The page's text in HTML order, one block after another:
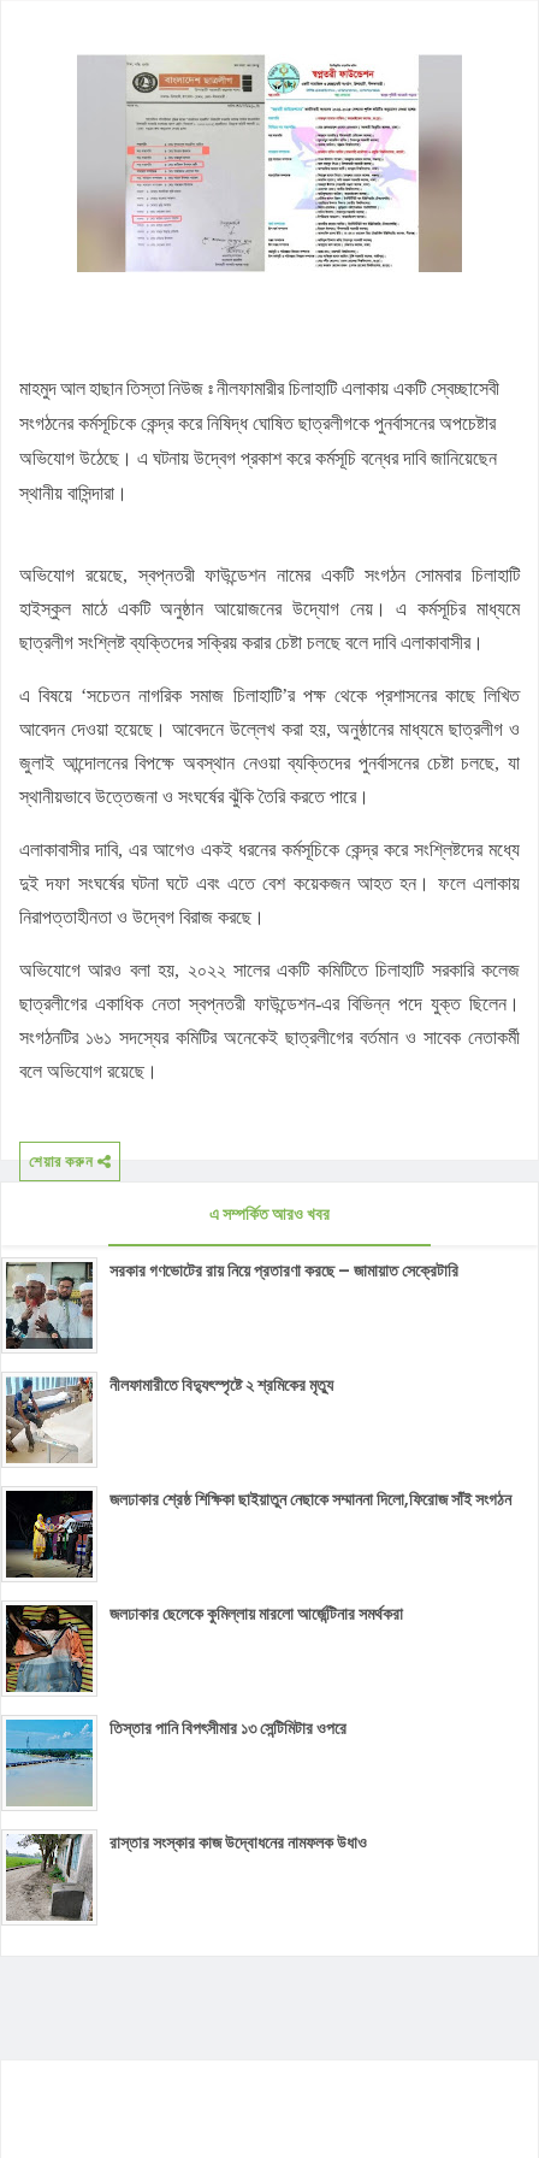
শাপলা চত্বর ‘গণহত্যা’ মামলায় লতিফ সিদ্দিকী গ্রেপ্তার
এমপিওভুক্ত শিক্ষকদের স্থানীয় নির্বাচনে প্রার্থীসহ ইসির কাছে জামায়াতের ৩
দাবি
পাটগ্রামে ফ্যামিলি কার্ডের তথ্য সংগ্রহকারী নিয়োগে অনিয়মের অভিযোগ,
ইউএনওকে অবরুদ্ধ
আগামী ১০ বছরের মধ্যে সরকার গঠন করতে চায় এনসিপি: নাহিদ ইসলাম
সাকিব আল হাসানের বাড়িতে আগুন, পেট্রলবোমা বিস্ফোরণ
মাহমুদ আল হাছান তিস্তা নিউজ ঃনীলফামারীর চিলাহাটি এলাকায় একটি স্বেচ্ছাসেবী
সংগঠনের কর্মসূচিকে কেন্দ্র করে নিষিদ্ধ ঘোষিত ছাত্রলীগকে পুনর্বাসনের অপচেষ্টার
অভিযোগ উঠেছে। এ ঘটনায় উদ্বেগ প্রকাশ করে কর্মসূচি বন্ধের দাবি জানিয়েছেন
স্থানীয় বাসিন্দারা।
অভিযোগ রয়েছে, স্বপ্নতরী ফাউন্ডেশন নামের একটি সংগঠন সোমবার চিলাহাটি
হাইস্কুল মাঠে একটি অনুষ্ঠান আয়োজনের উদ্যোগ নেয়। এ কর্মসূচির মাধ্যমে
ছাত্রলীগ সংশ্লিষ্ট ব্যক্তিদের সক্রিয় করার চেষ্টা চলছে বলে দাবি এলাকাবাসীর।
এ বিষয়ে ‘সচেতন নাগরিক সমাজ চিলাহাটি’র পক্ষ থেকে প্রশাসনের কাছে লিখিত
আবেদন দেওয়া হয়েছে। আবেদনে উল্লেখ করা হয়, অনুষ্ঠানের মাধ্যমে ছাত্রলীগ ও
জুলাই আন্দোলনের বিপক্ষে অবস্থান নেওয়া ব্যক্তিদের পুনর্বাসনের চেষ্টা চলছে, যা
স্থানীয়ভাবে উত্তেজনা ও সংঘর্ষের ঝুঁকি তৈরি করতে পারে।
এলাকাবাসীর দাবি, এর আগেও একই ধরনের কর্মসূচিকে কেন্দ্র করে সংশ্লিষ্টদের মধ্যে
দুই দফা সংঘর্ষের ঘটনা ঘটে এবং এতে বেশ কয়েকজন আহত হন। ফলে এলাকায়
নিরাপত্তাহীনতা ও উদ্বেগ বিরাজ করছে।
অভিযোগে আরও বলা হয়, ২০২২ সালের একটি কমিটিতে চিলাহাটি সরকারি কলেজ
ছাত্রলীগের একাধিক নেতা স্বপ্নতরী ফাউন্ডেশন-এর বিভিন্ন পদে যুক্ত ছিলেন।
সংগঠনটির ১৬১ সদস্যের কমিটির অনেকেই ছাত্রলীগের বর্তমান ও সাবেক নেতাকর্মী
বলে অভিযোগ রয়েছে।
শেয়ার করুন
এ সম্পর্কিত আরও খবর
সরকার গণভোটের রায় নিয়ে প্রতারণা করছে – জামায়াত সেক্রেটারি
নীলফামারীতে বিদ্যুৎস্পৃষ্টে ২ শ্রমিকের মৃত্যু
জলঢাকার শ্রেষ্ঠ শিক্ষিকা ছাইয়াতুন নেছাকে সম্মাননা দিলো,ফিরোজ সাঁই সংগঠন
জলঢাকার ছেলেকে কুমিল্লায় মারলো আর্জেন্টিনার সমর্থকরা
তিস্তার পানি বিপৎসীমার ১৩ সেন্টিমিটার ওপরে
রাস্তার সংস্কার কাজ উদ্বোধনের নামফলক উধাও